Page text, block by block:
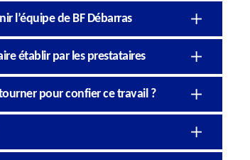
l’équipe de BF Débarras
établir par les prestataires
pour confier ce travail ?